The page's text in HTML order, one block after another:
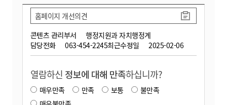
콘텐츠 관리부서
행정지원과 자치행정계
담당전화
063-454-2245최근수정일 2025-02-06
홈페이지 개선의견
열람하신 정보에 대해 만족하십니까?
매우만족 만족 보통
불만족